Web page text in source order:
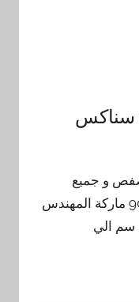
سناكس
و جميع
التسالي مواصفات الماكينة موديل 905 ماركة المهندس